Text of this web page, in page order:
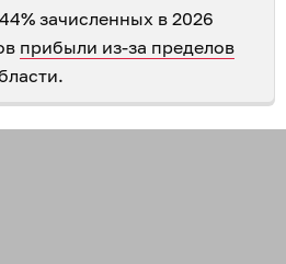
зачисленных в 2026
прибыли из-за пределов